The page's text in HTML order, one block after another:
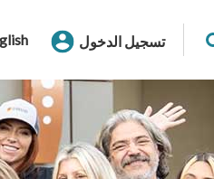
تسجيل الدخول